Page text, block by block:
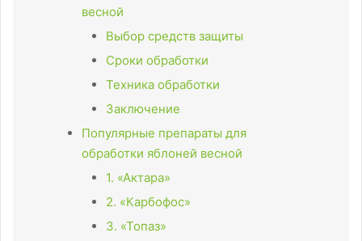
весной
Выбор средств защиты
Сроки обработки
Техника обработки
Заключение
Популярные препараты для
обработки яблоней весной
1. «Актара»
2. «Карбофос»
3. «Топаз»